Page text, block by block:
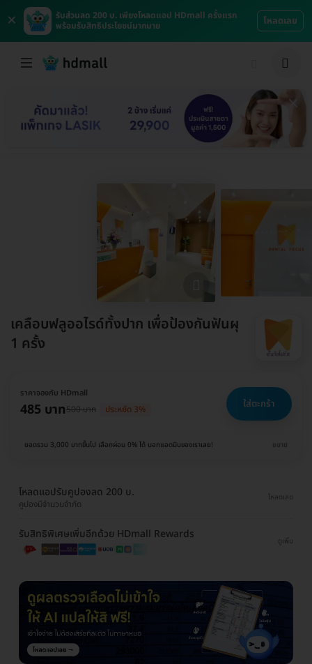
×
รับส่วนลด 200 บ. เพียงโหลดแอป HDmall ครั้งแรก
พร้อมรับสิทธิประโยชน์มากมาย
โหลดเลย
เคลือบฟลูออไรด์ทั้งปาก เพื่อป้องกันฟันผุ
1 ครั้ง
ราคาจองกับ HDmall
485 บาท500 บาท ประหยัด 3% ใส่ตะกร้า
ยอดรวม 3,000 บาทขึ้นไป เลือกผ่อน 0% ได้ บอกแอดมินของเราเลย! ขยาย
โหลดแอปรับคูปองลด 200 บ.
คูปองมีจำนวนจำกัด
โหลดเลย
รับสิทธิพิเศษเพิ่มอีกด้วย HDmall Rewards
ดูเพิ่ม